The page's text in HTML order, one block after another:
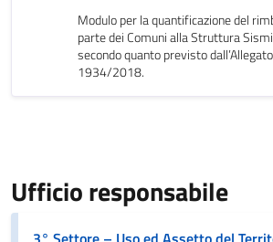
Modulo per la quantificazione del
parte dei Comuni alla Struttura
secondo quanto previsto
1934/2018.
Ufficio responsabile